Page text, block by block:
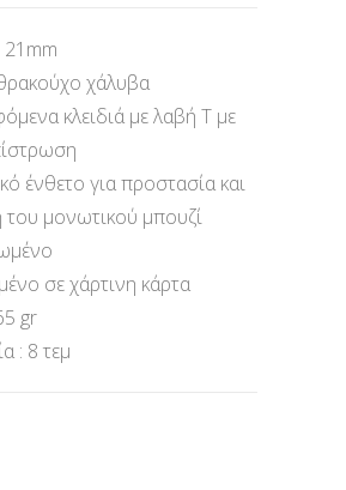
χάλυβα
κλειδιά με λαβή Τ με
ένθετο για προστασία και
του μονωτικού μπουζί
σε χάρτινη κάρτα
gr
: 8 τεμ